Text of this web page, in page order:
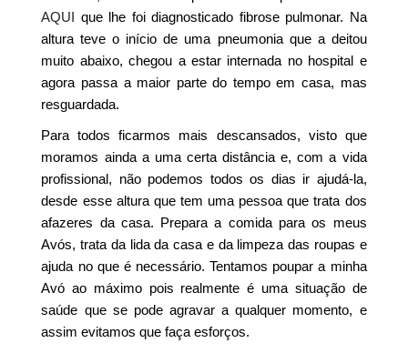
AQUI que lhe foi diagnosticado fibrose pulmonar. Na
altura teve o início de uma pneumonia que a deitou
muito abaixo, chegou a estar internada no hospital e
agora passa a maior parte do tempo em casa, mas
resguardada.
Para todos ficarmos mais descansados, visto que
moramos ainda a uma certa distância e, com a vida
profissional, não podemos todos os dias ir ajudá-la,
desde esse altura que tem uma pessoa que trata dos
afazeres da casa. Prepara a comida para os meus
Avós, trata da lida da casa e da limpeza das roupas e
ajuda no que é necessário. Tentamos poupar a minha
Avó ao máximo pois realmente é uma situação de
saúde que se pode agravar a qualquer momento, e
assim evitamos que faça esforços.